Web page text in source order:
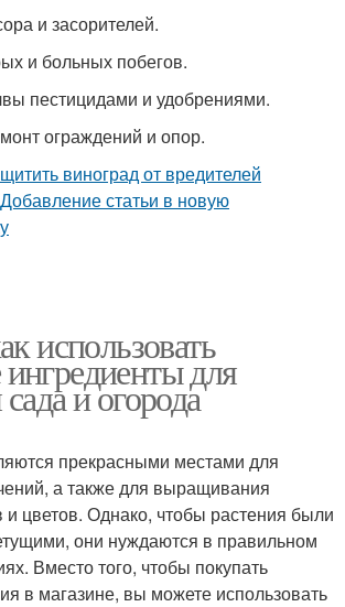
и засорителей.
и больных побегов.
пестицидами и удобрениями.
ограждений и опор.
использовать
для
и огорода
прекрасными местами для
а также для выращивания
цветов. Однако, чтобы растения были
они нуждаются в правильном
Вместо того, чтобы покупать
в магазине, вы можете использовать